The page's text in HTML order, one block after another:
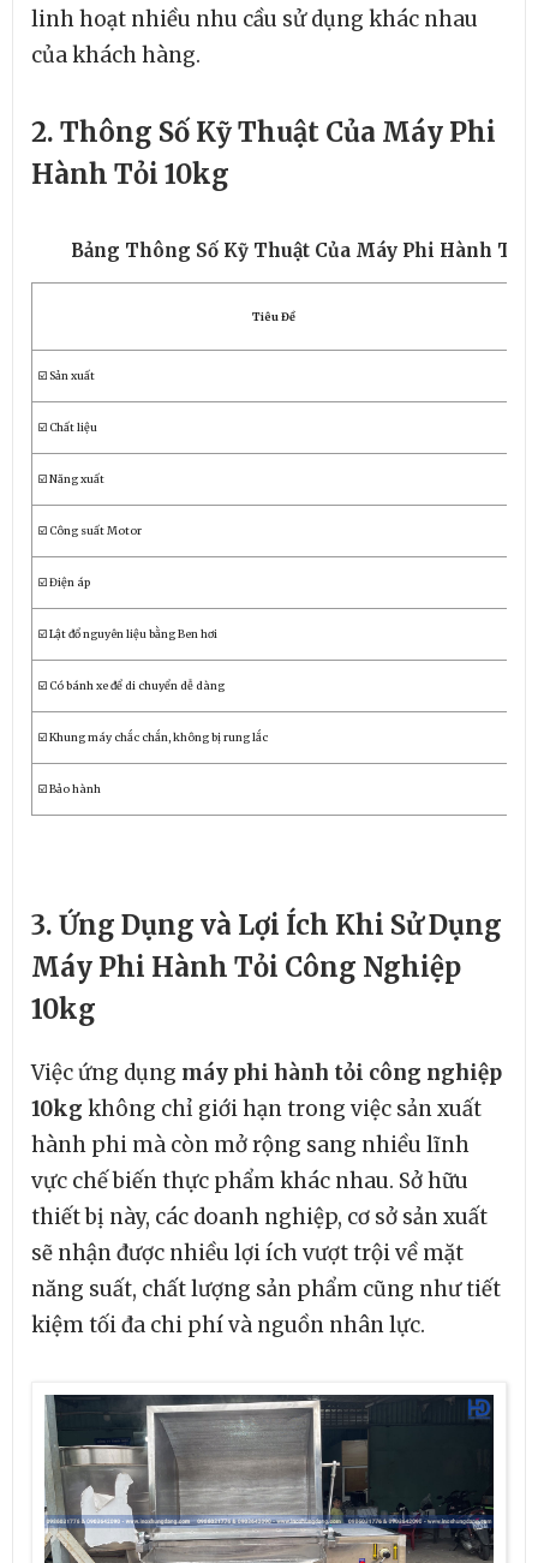
linh hoạt nhiều nhu cầu sử dụng khác nhau
của khách hàng.
2. Thông Số Kỹ Thuật Của Máy Phi
Hành Tỏi 10kg
Bảng Thông Số Kỹ Thuật Của Máy Phi Hành
Tiêu Đề
☑️ Sản xuất
☑️ Chất liệu
☑️ Năng xuất
☑️ Công suất Motor
☑️ Điện áp
☑️ Lật đổ nguyên liệu bằng Ben hơi
☑️ Có bánh xe để di chuyển dễ dàng
☑️ Khung máy chắc chắn, không bị rung lắc
☑️ Bảo hành
3. Ứng Dụng và Lợi Ích Khi Sử Dụng
Máy Phi Hành Tỏi Công Nghiệp
10kg
Việc ứng dụng máy phi hành tỏi công nghiệp
10kg không chỉ giới hạn trong việc sản xuất
hành phi mà còn mở rộng sang nhiều lĩnh
vực chế biến thực phẩm khác nhau. Sở hữu
thiết bị này, các doanh nghiệp, cơ sở sản xuất
sẽ nhận được nhiều lợi ích vượt trội về mặt
năng suất, chất lượng sản phẩm cũng như tiết
kiệm tối đa chi phí và nguồn nhân lực.